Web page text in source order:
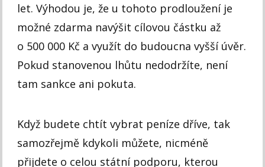
let. Výhodou je, že u tohoto prodloužení je
možné zdarma navýšit cílovou částku až
o 500 000 Kč a využít do budoucna vyšší úvěr.
Pokud stanovenou lhůtu nedodržíte, není
tam sankce ani pokuta.
Když budete chtít vybrat peníze dříve, tak
samozřejmě kdykoli můžete, nicméně
přijdete o celou státní podporu, kterou